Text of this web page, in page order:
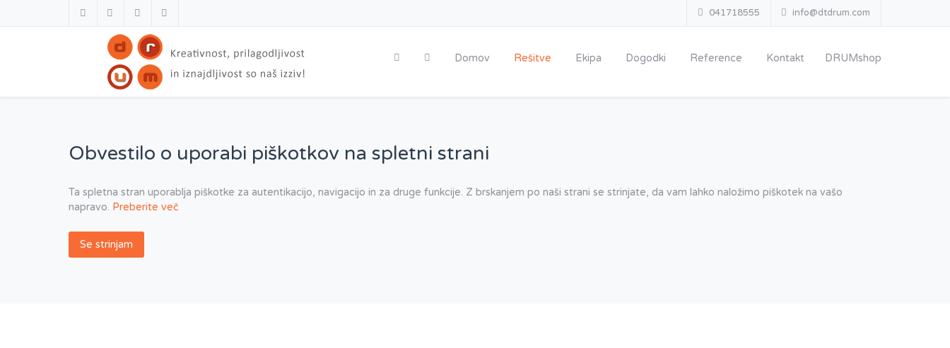
041718555 info@dtdrum.com
Domov Rešitve Ekipa Dogodki Reference Kontakt DRUMshop
Obvestilo o uporabi piškotkov na spletni strani
Ta spletna stran uporablja piškotke za autentikacijo, navigacijo in za druge funkcije. Z brskanjem po naši strani se strinjate, da vam lahko naložimo piškotek na vašo
napravo. Preberite več
Se strinjam